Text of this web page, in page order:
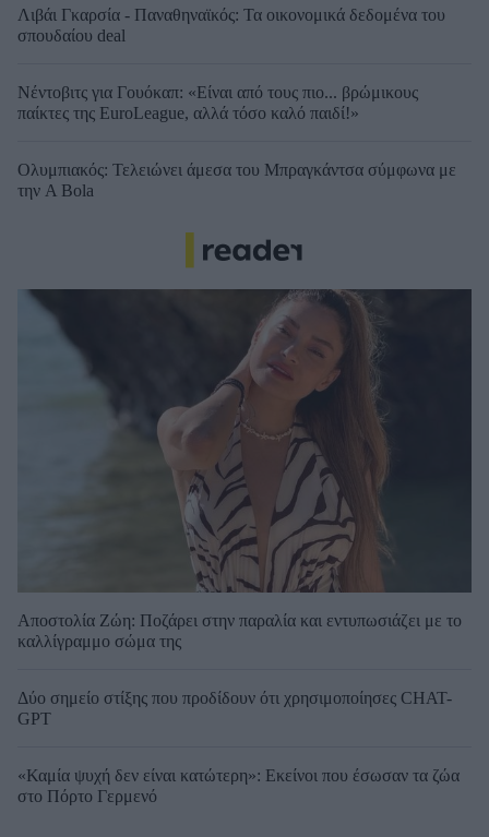
Λιβάι Γκαρσία - Παναθηναϊκός: Τα οικονομικά δεδομένα του
σπουδαίου deal
Νέντοβιτς για Γουόκαπ: «Είναι από τους πιο... βρώμικους
παίκτες της EuroLeague, αλλά τόσο καλό παιδί!»
Ολυμπιακός: Τελειώνει άμεσα του Μπραγκάντσα σύμφωνα με
την A Bola
Αποστολία Ζώη: Ποζάρει στην παραλία και εντυπωσιάζει με το
καλλίγραμμο σώμα της
Δύο σημείο στίξης που προδίδουν ότι χρησιμοποίησες CHAT-
GPT
«Καμία ψυχή δεν είναι κατώτερη»: Εκείνοι που έσωσαν τα ζώα
στο Πόρτο Γερμενό